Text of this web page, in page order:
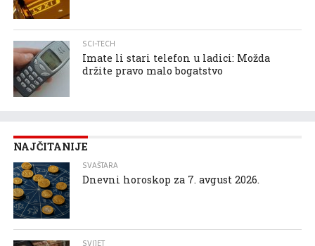
SCI-TECH
Imate li stari telefon u ladici: Možda
držite pravo malo bogatstvo
NAJČITANIJE
SVAŠTARA
Dnevni horoskop za 7. avgust 2026.
SVIJET